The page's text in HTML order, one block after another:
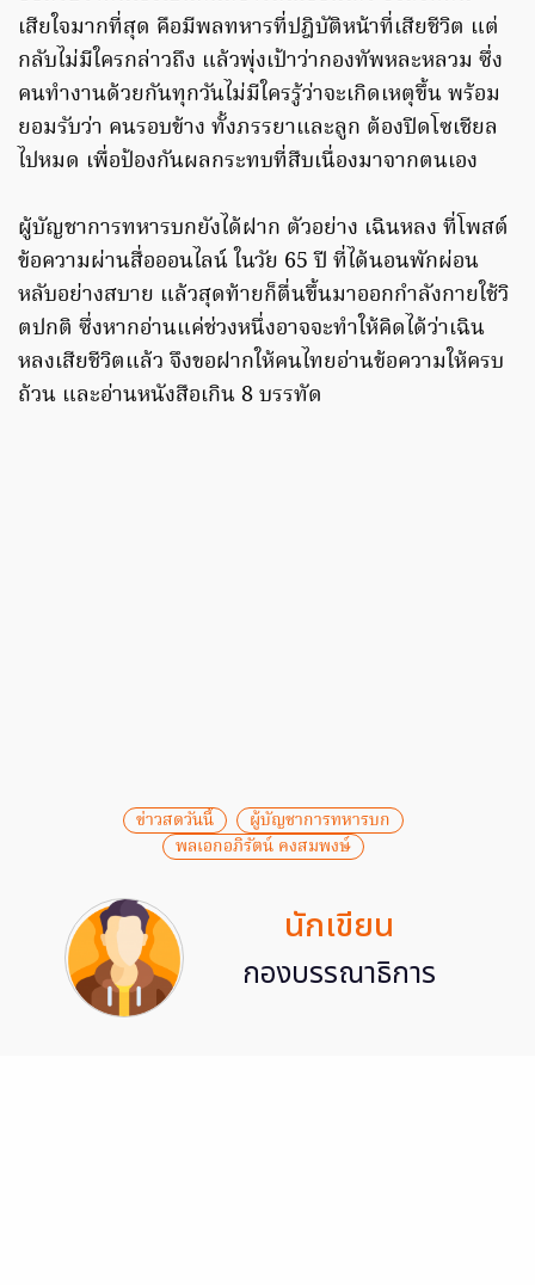
เสียใจมากที่สุด คือมีพลทหารที่ปฎิบัติหน้าที่เสียชีวิต แต่
กลับไม่มีใครกล่าวถึง แล้วพุ่งเป้าว่ากองทัพหละหลวม ซึ่ง
คนทำงานด้วยกันทุกวันไม่มีใครรู้ว่าจะเกิดเหตุขึ้น พร้อม
ยอมรับว่า คนรอบข้าง ทั้งภรรยาและลูก ต้องปิดโซเชียล
ไปหมด เพื่อป้องกันผลกระทบที่สืบเนื่องมาจากตนเอง
ผู้บัญชาการทหารบกยังได้ฝาก ตัวอย่าง เฉินหลง ที่โพสต์
ข้อความผ่านสื่อออนไลน์ ในวัย 65 ปี ที่ได้นอนพักผ่อน
หลับอย่างสบาย แล้วสุดท้ายก็ตื่นขึ้นมาออกกำลังกายใช้วิ
ตปกติ ซึ่งหากอ่านแค่ช่วงหนึ่งอาจจะทำให้คิดได้ว่าเฉิน
หลงเสียชีวิตแล้ว จึงขอฝากให้คนไทยอ่านข้อความให้ครบ
ถ้วน และอ่านหนังสือเกิน 8 บรรทัด
ข่าวสดวันนี้
ผู้บัญชาการทหารบก
พลเอกอภิรัตน์ คงสมพงษ์
นักเขียน
กองบรรณาธิการ